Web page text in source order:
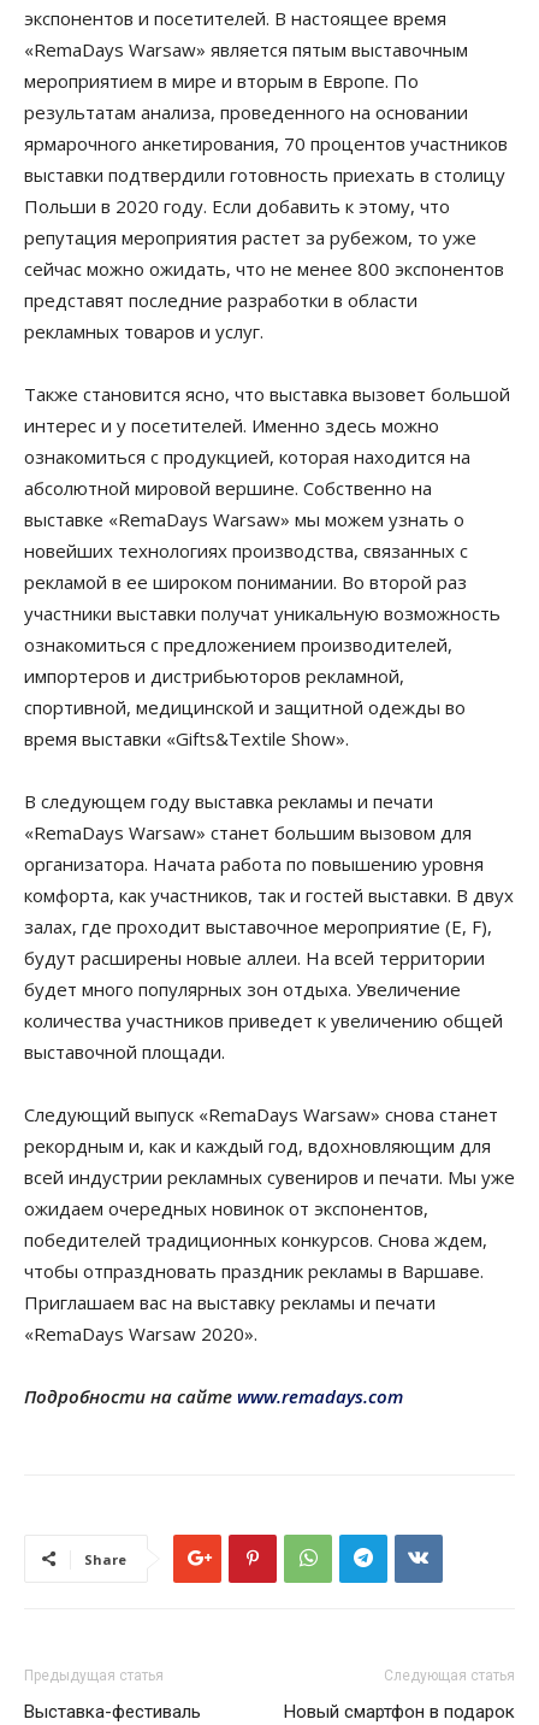
экспонентов и посетителей. В настоящее время
«RemaDays Warsaw» является пятым выставочным
мероприятием в мире и вторым в Европе. По
результатам анализа, проведенного на основании
ярмарочного анкетирования, 70 процентов участников
выставки подтвердили готовность приехать в столицу
Польши в 2020 году. Если добавить к этому, что
репутация мероприятия растет за рубежом, то уже
сейчас можно ожидать, что не менее 800 экспонентов
представят последние разработки в области
рекламных товаров и услуг.
Также становится ясно, что выставка вызовет большой
интерес и у посетителей. Именно здесь можно
ознакомиться с продукцией, которая находится на
абсолютной мировой вершине. Собственно на
выставке «RemaDays Warsaw» мы можем узнать о
новейших технологиях производства, связанных с
рекламой в ее широком понимании. Во второй раз
участники выставки получат уникальную возможность
ознакомиться с предложением производителей,
импортеров и дистрибьюторов рекламной,
спортивной, медицинской и защитной одежды во
время выставки «Gifts&Textile Show».
В следующем году выставка рекламы и печати
«RemaDays Warsaw» станет большим вызовом для
организатора. Начата работа по повышению уровня
комфорта, как участников, так и гостей выставки. В двух
залах, где проходит выставочное мероприятие (Е, F),
будут расширены новые аллеи. На всей территории
будет много популярных зон отдыха. Увеличение
количества участников приведет к увеличению общей
выставочной площади.
Следующий выпуск «RemaDays Warsaw» снова станет
рекордным и, как и каждый год, вдохновляющим для
всей индустрии рекламных сувениров и печати. Мы уже
ожидаем очередных новинок от экспонентов,
победителей традиционных конкурсов. Снова ждем,
чтобы отпраздновать праздник рекламы в Варшаве.
Приглашаем вас на выставку рекламы и печати
«RemaDays Warsaw 2020».
Подробности на сайте www.remadays.com
Share
Предыдущая статья
Выставка-фестиваль
Следующая статья
Новый смартфон в подарок